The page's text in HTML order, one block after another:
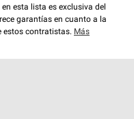
esta lista es exclusiva del
garantías en cuanto a la
estos contratistas. Más